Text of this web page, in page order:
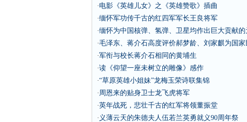
·电影《英雄儿女》之《英雄赞歌》插曲
·缅怀军功传千古的红四军军长王良将军
·缅怀为中国核弹、氢弹、卫星均作出巨大贡献
·毛泽东、蒋介石高度评价郝梦龄、刘家麒为国
·军衔与校长蒋介石相同的黄埔生
·读《仰望一座未树立的雕像》感作
·“草原英雄小姐妹”龙梅玉荣诗联集锦
·周恩来的贴身卫士龙飞虎将军
·英年战死，悲壮千古的红军将领董振堂
· 义薄云天的朱德夫人伍若兰英勇就义90周年祭